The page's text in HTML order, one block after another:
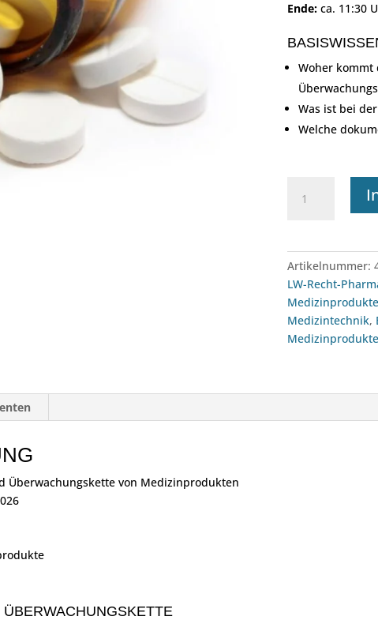
Ende:ca. 11:30
Woher kommt
Was ist bei
Welche
Lieferungs-
von
Medizinprodukten
(08.09.2026)
Menge
Artikelnummer:
LW-Recht-
Medizintechnik,
Überwachungskette von Medizinprodukten